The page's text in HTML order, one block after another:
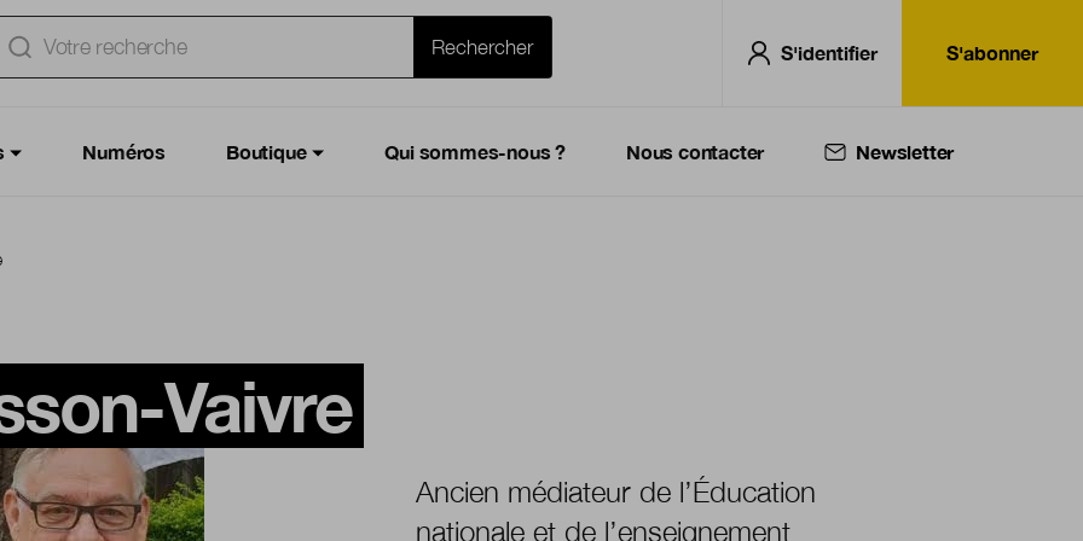
S'identifier S'abonner
Numéros Boutique Qui sommes-nous ? Nous contacter Newsletter
Vaivre
Ancien médiateur de l’Éducation
nationale et de l’enseignement